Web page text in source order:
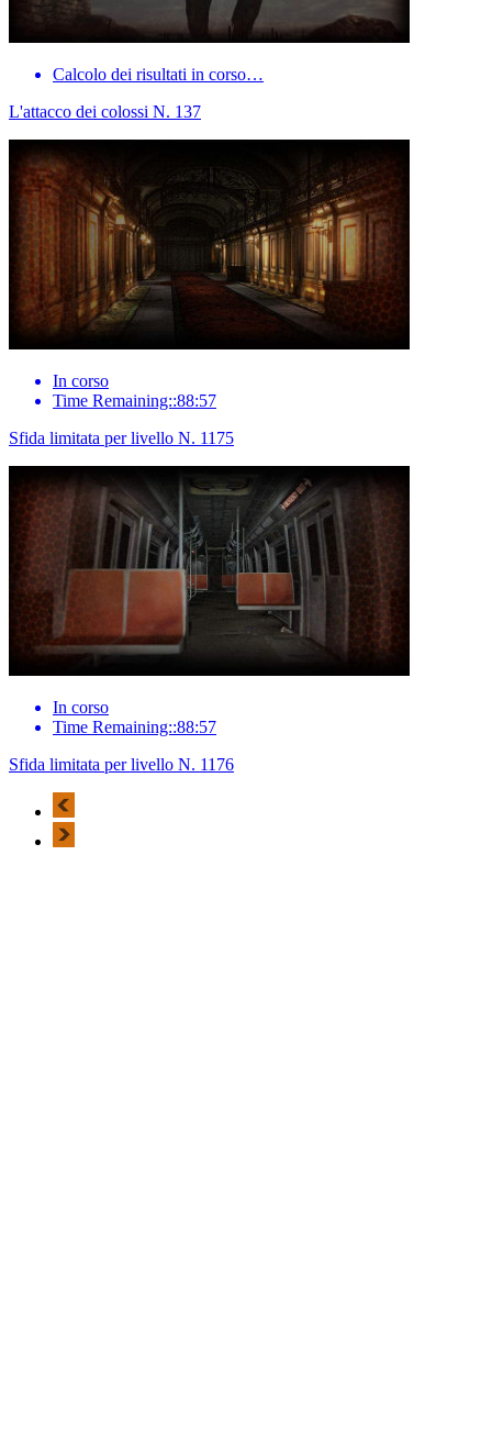
Calcolo dei risultati in corso…
L'attacco dei colossi N. 137
In corso
Time Remaining::88:57
Sfida limitata per livello N. 1175
In corso
Time Remaining::88:57
Sfida limitata per livello N. 1176